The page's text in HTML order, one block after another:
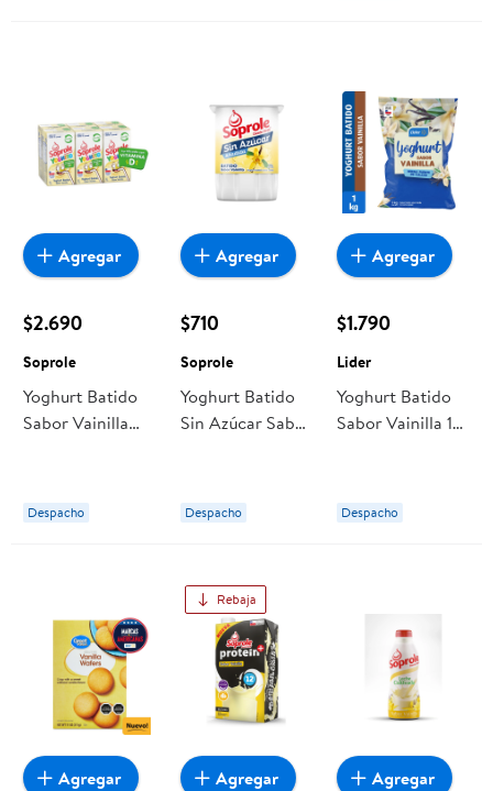
$2.690
Soprole
Yoghurt Batido
Sabor Vainilla
Despacho
Agregar
$710
Soprole
Yoghurt Batido
Sin Azúcar Sabor
Despacho
Agregar
$1.790
Lider
Yoghurt Batido
Sabor Vainilla 1
Despacho
Agregar
Agregar
Rebaja
Agregar Agregar